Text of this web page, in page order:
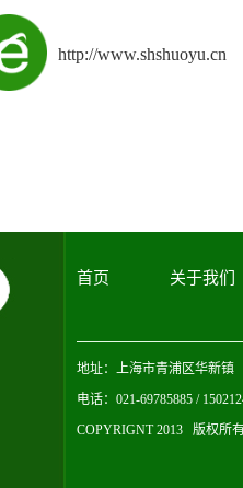
http://www.shshuoyu.cn
首页 关于我们
地址：上海市青浦区华新
电话：021-69785885 /
COPYRIGNT 2013 版权所有